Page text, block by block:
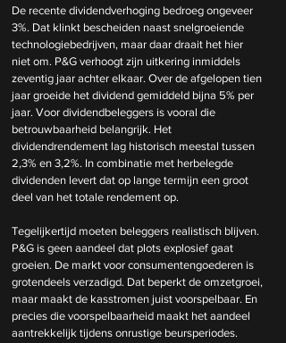
De recente dividendverhoging bedroeg ongeveer
3%. Dat klinkt bescheiden naast snelgroeiende
technologiebedrijven, maar daar draait het hier
niet om. P&G verhoogt zijn uitkering inmiddels
zeventig jaar achter elkaar. Over de afgelopen tien
jaar groeide het dividend gemiddeld bijna 5% per
jaar. Voor dividendbeleggers is vooral die
betrouwbaarheid belangrijk. Het
dividendrendement lag historisch meestal tussen
2,3% en 3,2%. In combinatie met herbelegde
dividenden levert dat op lange termijn een groot
deel van het totale rendement op.
Tegelijkertijd moeten beleggers realistisch blijven.
P&G is geen aandeel dat plots explosief gaat
groeien. De markt voor consumentengoederen is
grotendeels verzadigd. Dat beperkt de omzetgroei,
maar maakt de kasstromen juist voorspelbaar. En
precies die voorspelbaarheid maakt het aandeel
aantrekkelijk tijdens onrustige beursperiodes.